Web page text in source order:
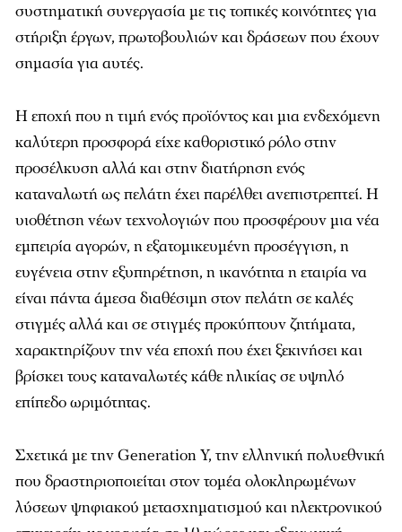
συστηματική συνεργασία με τις τοπικές κοινότητες για
στήριξη έργων, πρωτοβουλιών και δράσεων που έχουν
σημασία για αυτές.
Η εποχή που η τιμή ενός προϊόντος και μια ενδεχόμενη
καλύτερη προσφορά είχε καθοριστικό ρόλο στην
προσέλκυση αλλά και στην διατήρηση ενός
καταναλωτή ως πελάτη έχει παρέλθει ανεπιστρεπτεί. Η
υιοθέτηση νέων τεχνολογιών που προσφέρουν μια νέα
εμπειρία αγορών, η εξατομικευμένη προσέγγιση, η
ευγένεια στην εξυπηρέτηση, η ικανότητα η εταιρία να
είναι πάντα άμεσα διαθέσιμη στον πελάτη σε καλές
στιγμές αλλά και σε στιγμές προκύπτουν ζητήματα,
χαρακτηρίζουν την νέα εποχή που έχει ξεκινήσει και
βρίσκει τους καταναλωτές κάθε ηλικίας σε υψηλό
επίπεδο ωριμότητας.
Σχετικά με την Generation Y, την ελληνική πολυεθνική
που δραστηριοποιείται στον τομέα ολοκληρωμένων
λύσεων ψηφιακού μετασχηματισμού και ηλεκτρονικού